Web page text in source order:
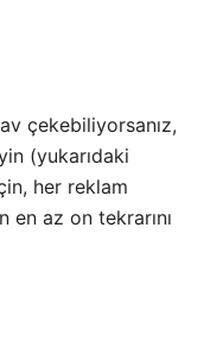
çekebiliyorsanız,
(yukarıdaki
her reklam
az on tekrarını